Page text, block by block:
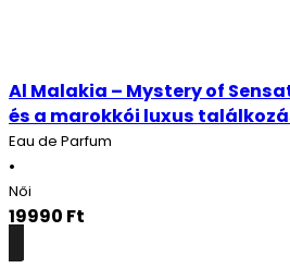
Al Malakia – Mystery of
és a marokkói luxus
Eau de Parfum
•
Női
19990 Ft
Részletek